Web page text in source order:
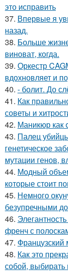
это исправить
37. Впервые я
назад.
38. Больше
виноват, когда.
39. Оркестр
вдохновляет и
40. - болит. До
41. Как
советы и
42. Маникюр как
43. Палец
генетическое
мутации генов,
44. Модный
которые стоит
45. Немного
безупречными
46.
френч с
47. Французский
48. Как это
собой, выбирать